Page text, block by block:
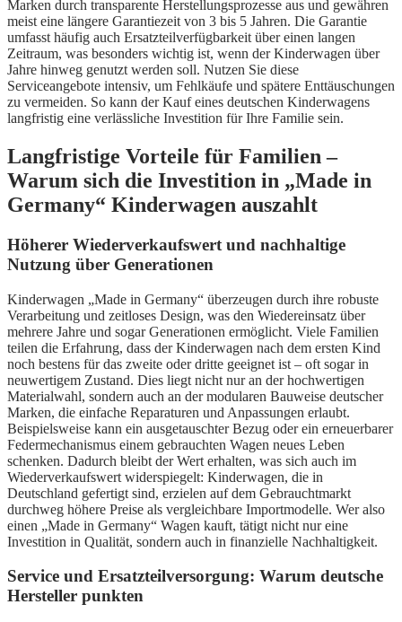
Marken durch transparente Herstellungsprozesse aus und gewähren
meist eine längere Garantiezeit von 3 bis 5 Jahren. Die Garantie
umfasst häufig auch Ersatzteilverfügbarkeit über einen langen
Zeitraum, was besonders wichtig ist, wenn der Kinderwagen über
Jahre hinweg genutzt werden soll. Nutzen Sie diese
Serviceangebote intensiv, um Fehlkäufe und spätere Enttäuschungen
zu vermeiden. So kann der Kauf eines deutschen Kinderwagens
langfristig eine verlässliche Investition für Ihre Familie sein.
Langfristige Vorteile für Familien –
Warum sich die Investition in „Made in
Germany“ Kinderwagen auszahlt
Höherer Wiederverkaufswert und nachhaltige
Nutzung über Generationen
Kinderwagen „Made in Germany“ überzeugen durch ihre robuste
Verarbeitung und zeitloses Design, was den Wiedereinsatz über
mehrere Jahre und sogar Generationen ermöglicht. Viele Familien
teilen die Erfahrung, dass der Kinderwagen nach dem ersten Kind
noch bestens für das zweite oder dritte geeignet ist – oft sogar in
neuwertigem Zustand. Dies liegt nicht nur an der hochwertigen
Materialwahl, sondern auch an der modularen Bauweise deutscher
Marken, die einfache Reparaturen und Anpassungen erlaubt.
Beispielsweise kann ein ausgetauschter Bezug oder ein erneuerbarer
Federmechanismus einem gebrauchten Wagen neues Leben
schenken. Dadurch bleibt der Wert erhalten, was sich auch im
Wiederverkaufswert widerspiegelt: Kinderwagen, die in
Deutschland gefertigt sind, erzielen auf dem Gebrauchtmarkt
durchweg höhere Preise als vergleichbare Importmodelle. Wer also
einen „Made in Germany“ Wagen kauft, tätigt nicht nur eine
Investition in Qualität, sondern auch in finanzielle Nachhaltigkeit.
Service und Ersatzteilversorgung: Warum deutsche
Hersteller punkten